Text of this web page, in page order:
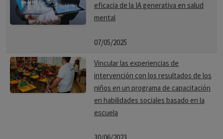
eficacia de la IA generativa en salud
mental
07/05/2025
Vincular las experiencias de
intervención con los resultados de los
niños en un programa de capacitación
en habilidades sociales basado en la
escuela